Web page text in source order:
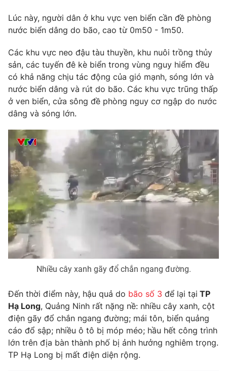
Góc doanh nghiệp
Truyền hình
Phim VTV
Hậu trường
Nhân vật
Khán giả
Giải sao mai
Giải trí
Điện ảnh
Âm nhạc
Sao
Đời sống
Du lịch
Làm đẹp
Chất lượng cuộc sống
Giáo dục
Tuyển sinh
Học trực tuyến
Công nghệ
Hitech Công nghệ tương lai
Sản phẩm
Thị trường
Tư vấn
Giao lưu trực tuyến
Lịch phát sóng
Chuyên mục khác
Emagazine Podcast
Photo Infographic
Video Shorts video
VTV Money VTV Thể thao
Lúc này, người dân ở khu vực ven biển cần đề phòng
nước biển dâng do bão, cao từ 0m50 - 1m50.
Các khu vực neo đậu tàu thuyền, khu nuôi trồng thủy
sản, các tuyến đê kè biển trong vùng nguy hiểm đều
có khả năng chịu tác động của gió mạnh, sóng lớn và
nước biển dâng và rút do bão. Các khu vực trũng thấp
ở ven biển, cửa sông đề phòng nguy cơ ngập do nước
dâng và sóng lớn.
Nhiều cây xanh gãy đổ chắn ngang đường.
Đến thời điểm này, hậu quả do bão số 3 để lại tại TP
Hạ Long, Quảng Ninh rất nặng nề: nhiều cây xanh, cột
điện gãy đổ chắn ngang đường; mái tôn, biển quảng
cáo đổ sập; nhiều ô tô bị móp méo; hầu hết công trình
lớn trên địa bàn thành phố bị ảnh hưởng nghiêm trọng.
TP Hạ Long bị mất điện diện rộng.